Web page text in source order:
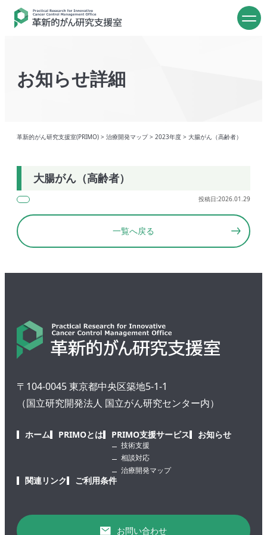
お知らせ詳細
革新的がん研究支援室(PRIMO) > 治療開発マップ> 2023年度 > 大腸がん（高齢者）
大腸がん（高齢者）
投稿日:2026.01.29
一覧へ戻る
〒104-0045 東京都中央区築地5-1-1
（国立研究開発法人 国立がん研究センター内）
ホーム PRIMOとは PRIMO支援サービス
技術支援
相談対応
治療開発マップ
お知らせ
関連リンク ご利用条件
お問い合わせ